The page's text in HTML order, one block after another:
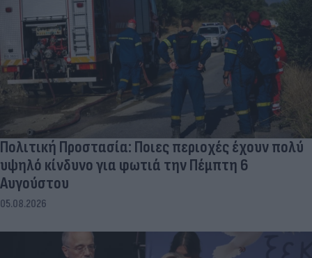
Πολιτική Προστασία: Ποιες περιοχές έχουν πολύ
υψηλό κίνδυνο για φωτιά την Πέμπτη 6
Αυγούστου
05.08.2026